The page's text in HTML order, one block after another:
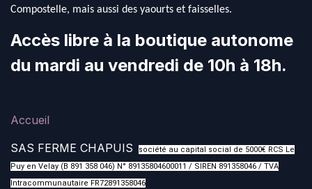
Compostelle, mais aussi des yaourts et faisselles.
Accès libre à la boutique autonome
du mardi au vendredi de 10h à 18h.
Accueil
SAS FERME CHAPUIS
société au capital social de 5000€ RCS Le
Puy en Velay (B 891 358 046) N° 89135804600011 / SIREN 891358046 / TVA
Intracommunautaire FR72891358046